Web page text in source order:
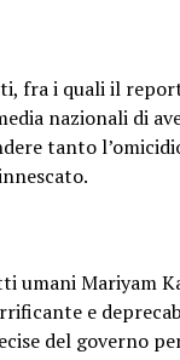
fra i quali il
nazionali di
tanto
umani Mariyam
e
del governo